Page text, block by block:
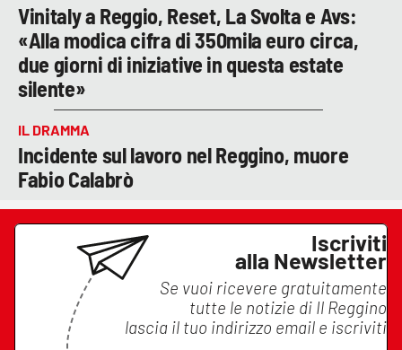
Vinitaly a Reggio, Reset, La Svolta e Avs:
«Alla modica cifra di 350mila euro circa,
due giorni di iniziative in questa estate
silente»
IL DRAMMA
Incidente sul lavoro nel Reggino, muore
Fabio Calabrò
Iscriviti
alla Newsletter
Se vuoi ricevere gratuitamente
tutte le notizie di Il Reggino
lascia il tuo indirizzo email e iscriviti